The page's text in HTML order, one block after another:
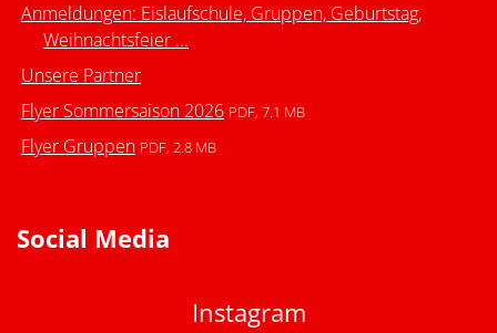
Anmeldungen: Eislaufschule, Gruppen, Geburtstag,
Weihnachtsfeier ...
Unsere Partner
Flyer Sommersaison 2026 PDF, 7.1 MB
Flyer Gruppen PDF, 2.8 MB
Social Media
Instagram